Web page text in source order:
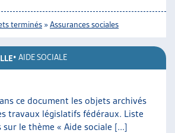
terminés »Assurances sociales
• AIDE SOCIALE
ce document les objets archivés
travaux législatifs fédéraux. Liste
le thème « Aide sociale [...]